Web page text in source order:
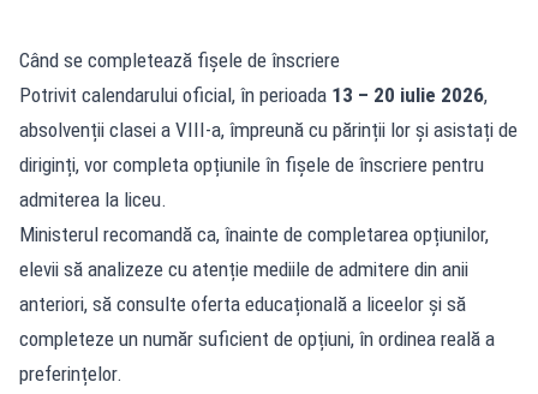
Când se completează fișele de înscriere
Potrivit calendarului oficial, în perioada 13 – 20 iulie 2026,
absolvenții clasei a VIII-a, împreună cu părinții lor și asistați de
diriginți, vor completa opțiunile în fișele de înscriere pentru
admiterea la liceu.
Ministerul recomandă ca, înainte de completarea opțiunilor,
elevii să analizeze cu atenție mediile de admitere din anii
anteriori, să consulte oferta educațională a liceelor și să
completeze un număr suficient de opțiuni, în ordinea reală a
preferințelor.